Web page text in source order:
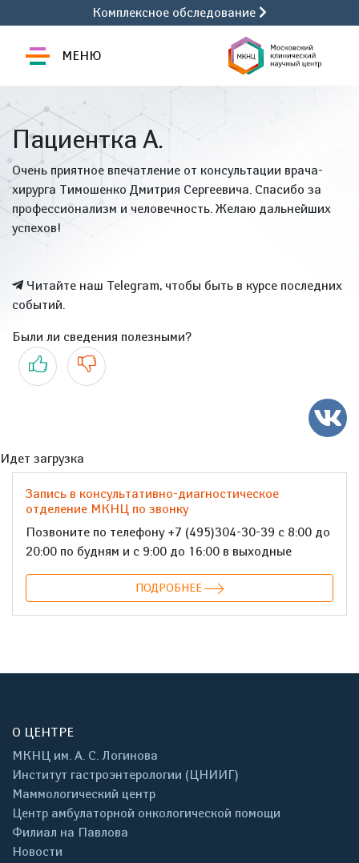
Комплексное обследование
МЕНЮ
Пациентка А.
Очень приятное впечатление от консультации врача-
хирурга Тимошенко Дмитрия Сергеевича. Спасибо за
профессионализм и человечность. Желаю дальнейших
успехов!
Читайте наш Telegram, чтобы быть в курсе последних
событий.
Были ли сведения полезными?
Да Нет
Идет загрузка
Запись в консультативно-диагностическое
отделение МКНЦ по звонку
Позвоните по телефону +7 (495)304-30-39 с 8:00 до
20:00 по будням и с 9:00 до 16:00 в выходные
ПОДРОБНЕЕ
О ЦЕНТРЕ
МКНЦ им. А. С. Логинова
Институт гастроэнтерологии (ЦНИИГ)
Маммологический центр
Центр амбулаторной онкологической помощи
Филиал на Павлова
Новости